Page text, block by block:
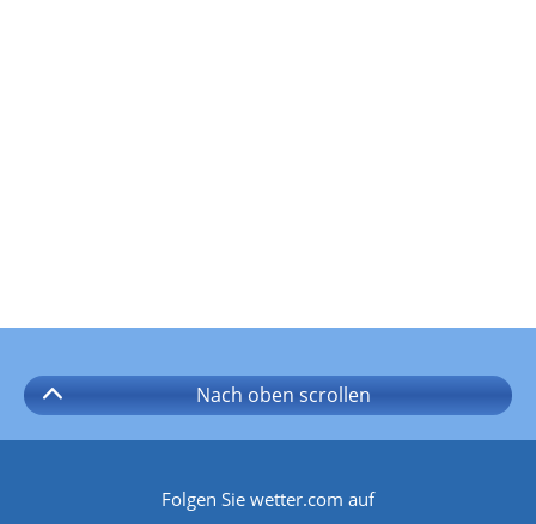
Nach oben scrollen
Folgen Sie wetter.com auf